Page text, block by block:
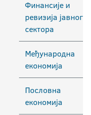
Финансије и
ревизија јавног
сектора
Међународна
економија
Пословна
економија